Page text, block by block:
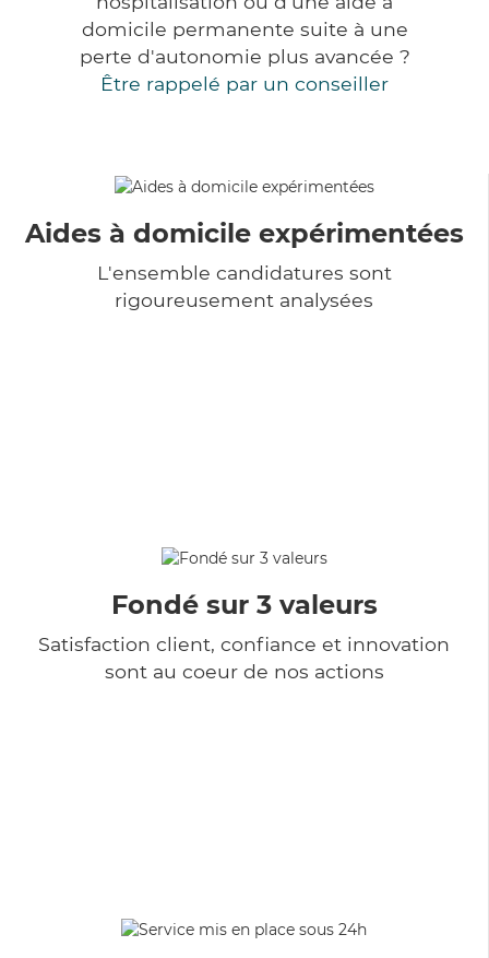
domicile permanente suite à une
perte d'autonomie plus avancée ?
Être rappelé par un conseiller
Aides à domicile expérimentées
L'ensemble candidatures sont
rigoureusement analysées
Fondé sur 3 valeurs
Satisfaction client, confiance et innovation
sont au coeur de nos actions